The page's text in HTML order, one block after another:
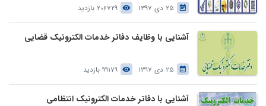
25 دی 1397 206729 بازدید
آشنایی با وظایف دفاتر خدمات الکترونیک قضایی
25 دی 1397 99179 بازدید
آشنایی با دفاتر خدمات الکترونیک انتظامی